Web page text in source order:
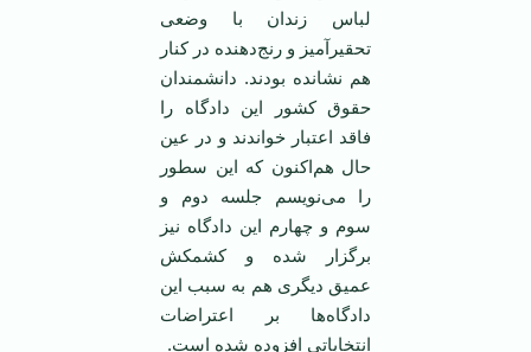
لباس زندان با وضعی
تحقیرآمیز و رنج‌دهنده در کنار
هم نشانده بودند. دانشمندان
حقوق کشور این دادگاه را
فاقد اعتبار خواندند و در عین
حال هم‌اکنون که این سطور
را می‌نویسم جلسه دوم و
سوم و چهارم این دادگاه نیز
برگزار شده و کشمکش
عمیق دیگری هم به سبب این
دادگاه‌ها بر اعتراضات
انتخاباتی افزوده شده است.